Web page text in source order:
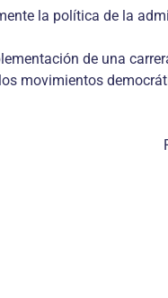
la política de la
de una
movimientos